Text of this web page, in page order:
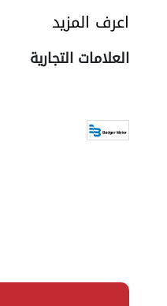
اعرف المزيد
العلامات التجارية